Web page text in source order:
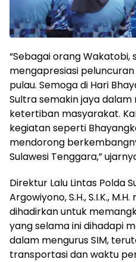
“Sebagai orang Wakatobi,
mengapresiasi
pulau. Semoga di Hari
Sultra semakin jaya
ketertiban masyarakat.
kegiatan seperti
mendorong
Sulawesi Tenggara,”
Direktur Lalu Lintas Polda
Argowiyono, S.H., S.I.K.,
dihadirkan untuk
yang selama ini dihadapi
dalam mengurus SIM,
transportasi dan waktu